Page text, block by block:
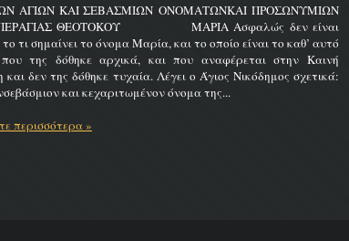
ΑΓΙΩΝ ΚΑΙ ΣΕΒΑΣΜΙΩΝ ΟΝΟΜΑΤΩΝΚΑΙ ΠΡΟΣΩΝΥΜΙΩΝ
ΘΕΟΤΟΚΟΥ ΜΑΡΙΑ Ασφαλώς δεν είναι
τι σημαίνει το όνομα Μαρία, και το οποίο είναι το καθ’ αυτό
της δόθηκε αρχικά, και που αναφέρεται στην Καινή
και δεν της δόθηκε τυχαία. Λέγει ο Άγιος Νικόδημος σχετικά:
και κεχαριτωμένον όνομα της...
περισσότερα »